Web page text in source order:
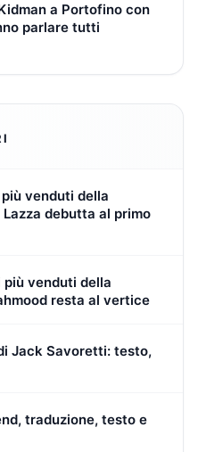
a Portofino con
parlare tutti
venduti della
debutta al primo
venduti della
resta al vertice
Jack Savoretti: testo,
traduzione, testo e